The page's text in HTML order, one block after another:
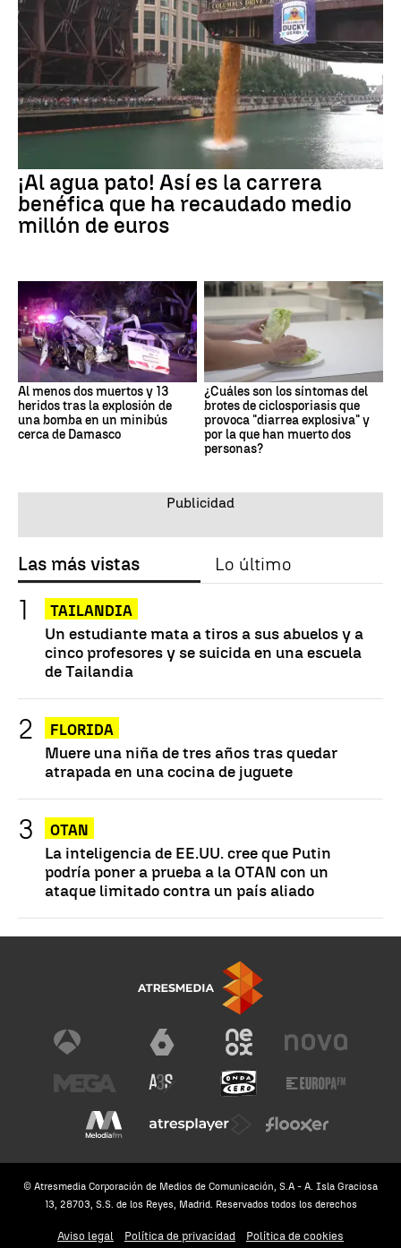
¡Al agua pato! Así es la carrera
benéfica que ha recaudado medio
millón de euros
Al menos dos muertos y 13
heridos tras la explosión de
una bomba en un minibús
cerca de Damasco
¿Cuáles son los síntomas del
brotes de ciclosporiasis que
provoca "diarrea explosiva" y
por la que han muerto dos
personas?
Las más vistas Lo último
TAILANDIA
Un estudiante mata a tiros a sus abuelos y a
cinco profesores y se suicida en una escuela
de Tailandia
FLORIDA
Muere una niña de tres años tras quedar
atrapada en una cocina de juguete
OTAN
La inteligencia de EE.UU. cree que Putin
podría poner a prueba a la OTAN con un
ataque limitado contra un país aliado
© Atresmedia Corporación de Medios de Comunicación, S.A - A. Isla Graciosa
13, 28703, S.S. de los Reyes, Madrid. Reservados todos los derechos
Aviso legal Política de privacidad Política de cookies